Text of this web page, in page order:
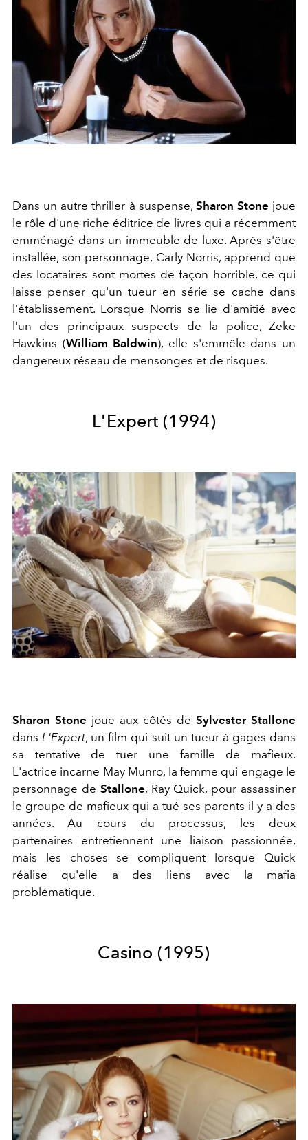
Dans un autre thriller à suspense, Sharon Stone joue
le rôle d'une riche éditrice de livres qui a récemment
emménagé dans un immeuble de luxe. Après s'être
installée, son personnage, Carly Norris, apprend que
des locataires sont mortes de façon horrible, ce qui
laisse penser qu'un tueur en série se cache dans
l'établissement. Lorsque Norris se lie d'amitié avec
l'un des principaux suspects de la police, Zeke
Hawkins (William Baldwin), elle s'emmêle dans un
dangereux réseau de mensonges et de risques.
L'Expert (1994)
Sharon Stone joue aux côtés de Sylvester Stallone
dans L'Expert, un film qui suit un tueur à gages dans
sa tentative de tuer une famille de mafieux.
L'actrice incarne May Munro, la femme qui engage le
personnage de Stallone, Ray Quick, pour assassiner
le groupe de mafieux qui a tué ses parents il y a des
années. Au cours du processus, les deux
partenaires entretiennent une liaison passionnée,
mais les choses se compliquent lorsque Quick
réalise qu'elle a des liens avec la mafia
problématique.
Casino (1995)